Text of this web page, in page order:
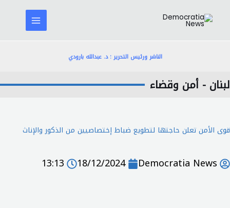
الناشر ورئيس التحرير : د. عبدالله بارودي
لبنان - أمن وقضاء
قوى الأمن تعلن حاجتها لتطويع ضباط إختصاصيين من الذكور والإناث
Democratia News
18/12/2024
13:13